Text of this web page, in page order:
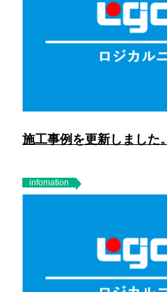
施工事例を更新しました。
infomation